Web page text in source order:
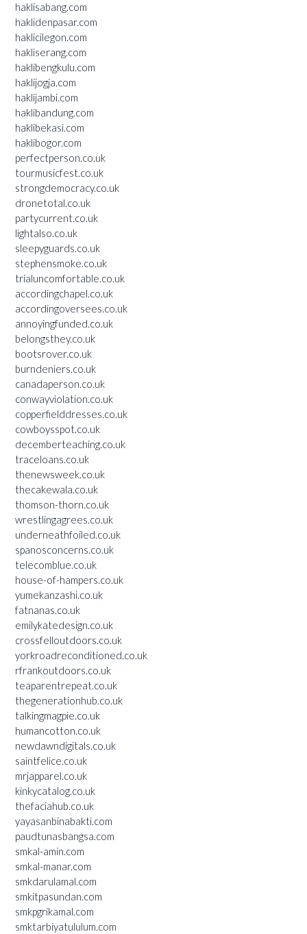
haklisabang.com
haklidenpasar.com
haklicilegon.com
hakliserang.com
haklibengkulu.com
haklijogja.com
haklijambi.com
haklibandung.com
haklibekasi.com
haklibogor.com
perfectperson.co.uk
tourmusicfest.co.uk
strongdemocracy.co.uk
dronetotal.co.uk
partycurrent.co.uk
lightalso.co.uk
sleepyguards.co.uk
stephensmoke.co.uk
trialuncomfortable.co.uk
accordingchapel.co.uk
accordingoversees.co.uk
annoyingfunded.co.uk
belongsthey.co.uk
bootsrover.co.uk
burndeniers.co.uk
canadaperson.co.uk
conwayviolation.co.uk
copperfielddresses.co.uk
cowboysspot.co.uk
decemberteaching.co.uk
traceloans.co.uk
thenewsweek.co.uk
thecakewala.co.uk
thomson-thorn.co.uk
wrestlingagrees.co.uk
underneathfoiled.co.uk
spanosconcerns.co.uk
telecomblue.co.uk
house-of-hampers.co.uk
yumekanzashi.co.uk
fatnanas.co.uk
emilykatedesign.co.uk
crossfelloutdoors.co.uk
yorkroadreconditioned.co.uk
rfrankoutdoors.co.uk
teaparentrepeat.co.uk
thegenerationhub.co.uk
talkingmagpie.co.uk
humancotton.co.uk
newdawndigitals.co.uk
saintfelice.co.uk
mrjapparel.co.uk
kinkycatalog.co.uk
thefaciahub.co.uk
yayasanbinabakti.com
paudtunasbangsa.com
smkal-amin.com
smkal-manar.com
smkdarulamal.com
smkitpasundan.com
smkpgrikamal.com
smktarbiyatululum.com